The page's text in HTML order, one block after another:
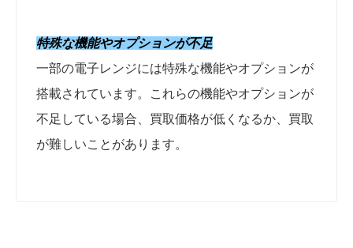
特殊な機能やオプションが不足
一部の電子レンジには特殊な機能やオプションが
搭載されています。これらの機能やオプションが
不足している場合、買取価格が低くなるか、買取
が難しいことがあります。